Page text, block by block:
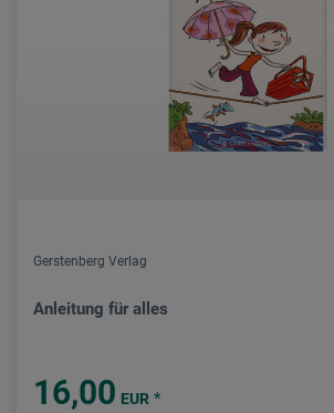
Gerstenberg Verlag
Anleitung für alles
16,00 EUR *